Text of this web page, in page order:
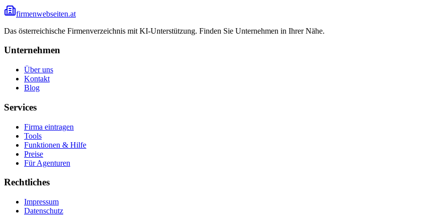
firmenwebseiten.at
Das österreichische Firmenverzeichnis mit KI-Unterstützung. Finden Sie Unternehmen in Ihrer Nähe.
Unternehmen
Über uns
Kontakt
Blog
Services
Firma eintragen
Tools
Funktionen & Hilfe
Preise
Für Agenturen
Rechtliches
Impressum
Datenschutz